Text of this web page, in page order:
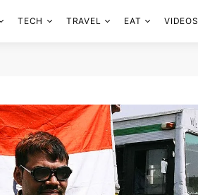
TECH TRAVEL EAT VIDEOS